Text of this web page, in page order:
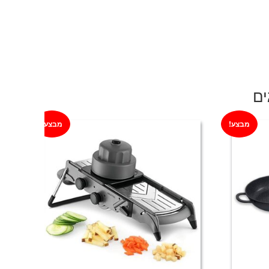
מבצע! מבצע!